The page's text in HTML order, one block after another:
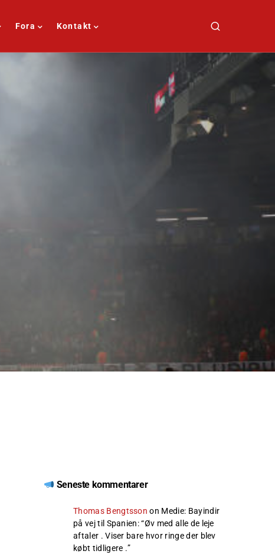
Fora Kontakt
Seneste kommentarer
Thomas Bengtsson on Medie: Bayindir
på vej til Spanien: “Øv med alle de leje
aftaler . Viser bare hvor ringe der blev
købt tidligere .”